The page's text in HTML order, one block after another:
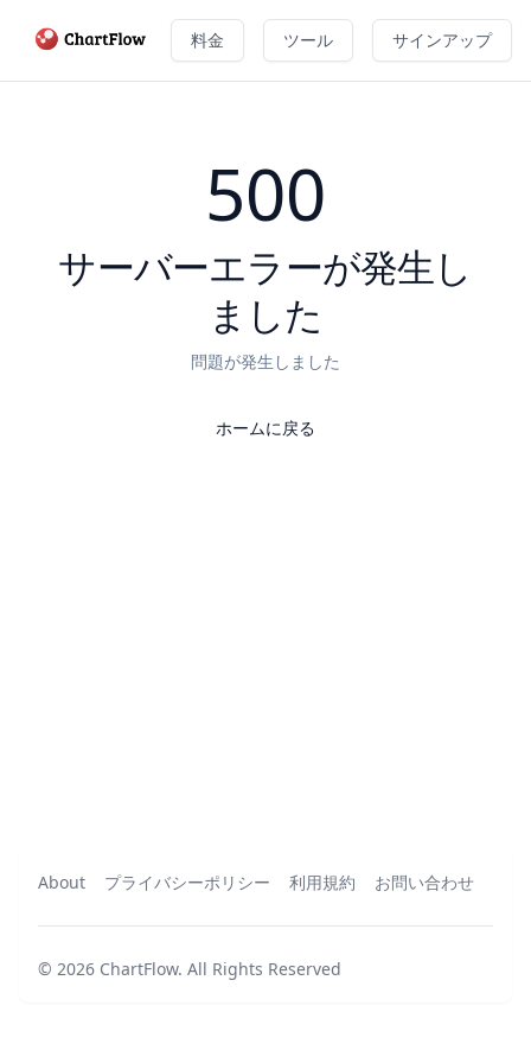
料金 ツール サインアップ
500
サーバーエラーが発生し
ました
問題が発生しました
ホームに戻る
About プライバシーポリシー 利用規約 お問い合わせ
© 2026 ChartFlow. All Rights Reserved